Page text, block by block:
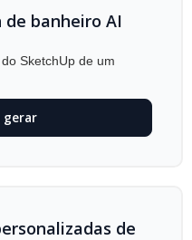
de banheiro AI
gerar
de